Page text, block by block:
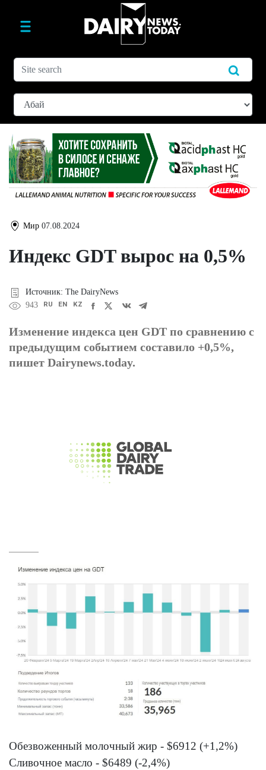
Мир 07.08.2024
Индекс GDT вырос на 0,5%
Источник: The DairyNews
943
RU EN KZ
Изменение индекса цен GDT по сравнению с
предыдущим событием составило +0,5%,
пишет Dairynews.today.
Обезвоженный молочный жир - $6912 (+1,2%)
Сливочное масло - $6489 (-2,4%)